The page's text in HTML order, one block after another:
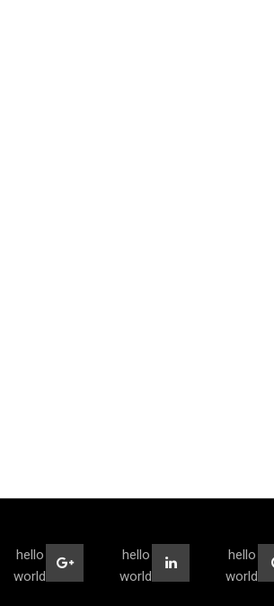
hello
world
hello
world
hello
world